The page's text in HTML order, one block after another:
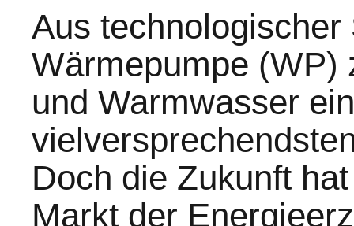
Aus technologischer
Wärmepumpe (WP)
und Warmwasser
Doch die Zukunft
Markt der